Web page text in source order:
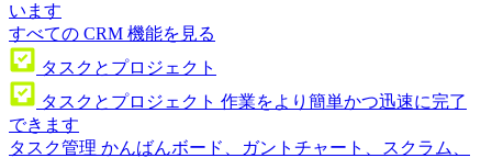
います
すべての CRM 機能を見る
タスクとプロジェクト
タスクとプロジェクト 作業をより簡単かつ迅速に完了
できます
タスク管理 かんばんボード、ガントチャート、スクラム、